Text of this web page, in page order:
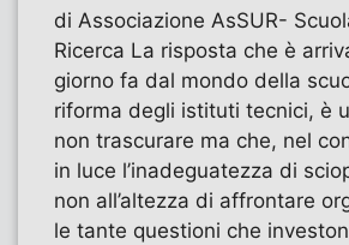
di Associazione AsSUR-
Ricerca La risposta che è
giorno fa dal mondo della
riforma degli istituti tecnici, è
non trascurare ma che, nel
in luce l’inadeguatezza di
non all’altezza di affrontare
le tante questioni che